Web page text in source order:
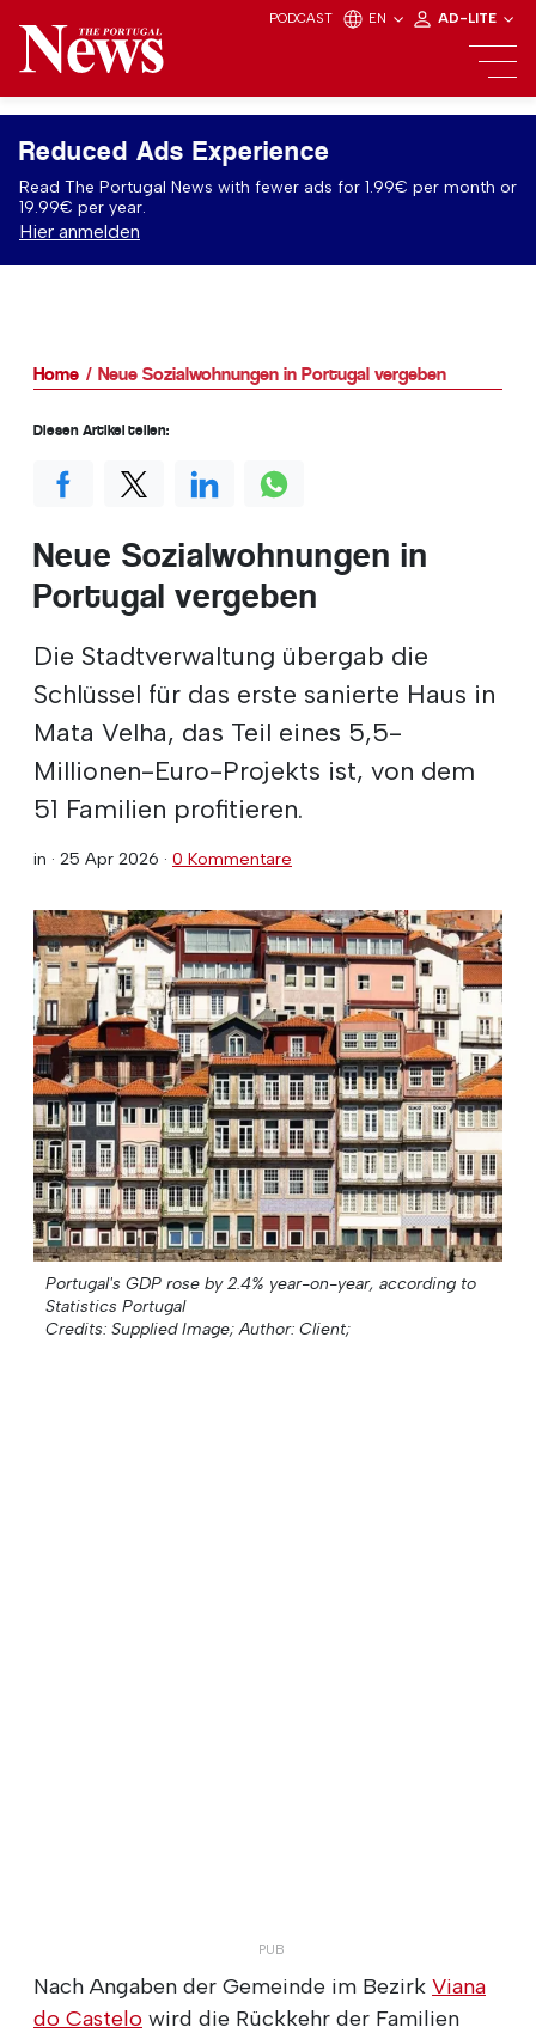
PODCAST EN AD-LITE
Reduced Ads Experience
Read The Portugal News with fewer ads for 1.99€ per month or
19.99€ per year.
Hier anmelden
Home Neue Sozialwohnungen in Portugal vergeben
Neue Sozialwohnungen in
Portugal vergeben
Die Stadtverwaltung übergab die
Schlüssel für das erste sanierte Haus in
Mata Velha, das Teil eines 5,5-
Millionen-Euro-Projekts ist, von dem
51 Familien profitieren.
in · 25 Apr 2026 · 0 Kommentare
Portugal's GDP rose by 2.4% year-on-year, according to
Statistics Portugal
Credits: Supplied Image; Author: Client;
Nach Angaben der Gemeinde im Bezirk Viana
do Castelo wird die Rückkehr der Familien
Diesen Artikel teilen: